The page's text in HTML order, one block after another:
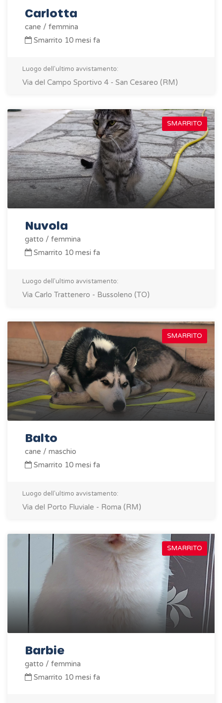
Carlotta
cane / femmina
Smarrito 10 mesi fa
Luogo dell'ultimo avvistamento:
Via del Campo Sportivo 4 - San Cesareo (RM)
SMARRITO
Nuvola
gatto / femmina
Smarrito 10 mesi fa
Luogo dell'ultimo avvistamento:
Via Carlo Trattenero - Bussoleno (TO)
SMARRITO
Balto
cane / maschio
Smarrito 10 mesi fa
Luogo dell'ultimo avvistamento:
Via del Porto Fluviale - Roma (RM)
SMARRITO
Barbie
gatto / femmina
Smarrito 10 mesi fa